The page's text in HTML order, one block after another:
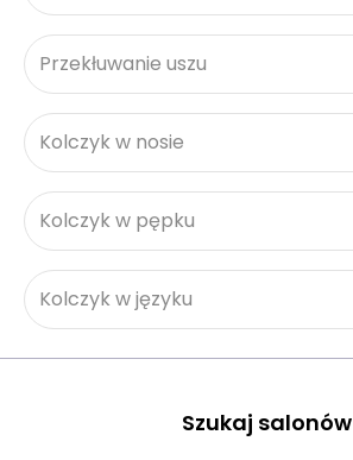
Przekłuwanie uszu
Kolczyk w nosie
Kolczyk w pępku
Kolczyk w języku
Szukaj salonów